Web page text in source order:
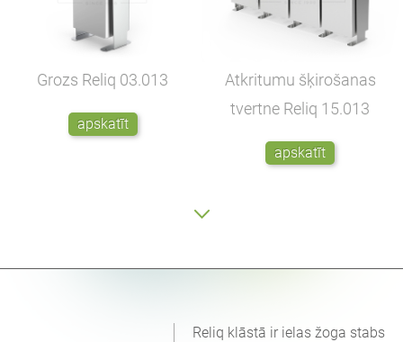
Grozs Reliq 03.013
apskatīt
Atkritumu šķirošanas
tvertne Reliq 15.013
apskatīt
Reliq klāstā ir ielas žoga stabs